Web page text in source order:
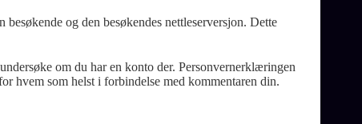
og den besøkendes nettleserversjon. Dette
om du har en konto der. Personvernerklæringen
hvem som helst i forbindelse med kommentaren din.